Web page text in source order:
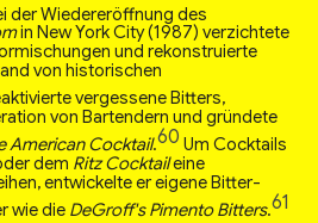
der Wiedereröffnung des
in New York City (1987) verzichtete
und rekonstruierte
von historischen
vergessene Bitters,
von Bartendern und gründete
American Cocktail.60 Um Cocktails
dem Ritz Cocktaileine
entwickelte er eigene Bitter-
wie die DeGroff's Pimento Bitters.61